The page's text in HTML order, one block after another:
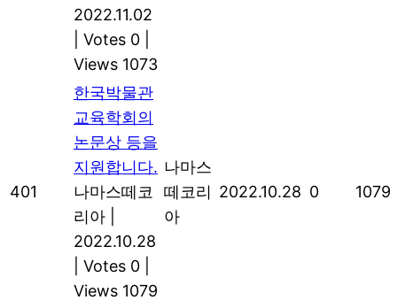
2022.11.02
Votes 0
Views 1073
401
한국박물관
교육학회의
논문상 등을
지원합니다.
나마스떼코
리아
2022.10.28
Votes 0
Views 1079
나마스
떼코리
아
2022.10.28 0 1079